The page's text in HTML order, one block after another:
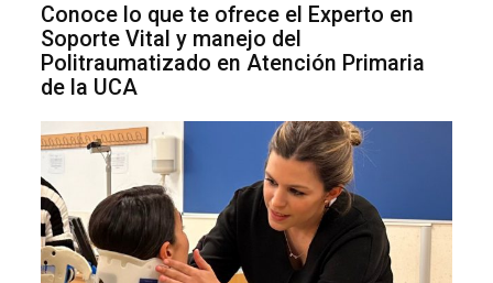
Conoce lo que te ofrece el Experto en
Soporte Vital y manejo del
Politraumatizado en Atención Primaria
de la UCA